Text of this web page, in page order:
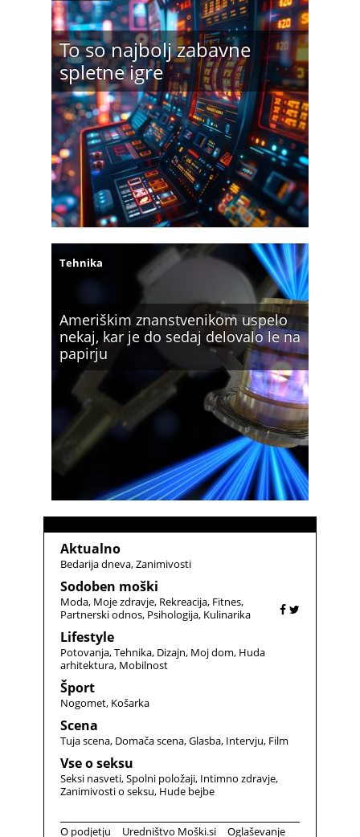
To so najbolj zabavne
spletne igre
Ameriškim znanstvenikom uspelo
nekaj, kar je do sedaj delovalo le na
papirju
Tehnika
Aktualno
Bedarija dneva Zanimivosti
Sodoben moški
Moda Moje zdravje Rekreacija Fitnes
Partnerski odnos Psihologija Kulinarika
Lifestyle
Potovanja Tehnika Dizajn Moj dom Huda
arhitektura Mobilnost
Šport
Nogomet Košarka
Scena
Tuja scena Domača scena Glasba Intervju Film
Vse o seksu
Seksi nasveti Spolni položaji Intimno zdravje
Zanimivosti o seksu Hude bejbe
O podjetju Uredništvo Moški.si Oglaševanje